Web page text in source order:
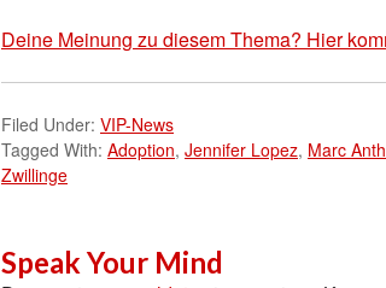
Deine Meinung zu diesem Thema? Hier
Filed Under: VIP-News
Tagged With: Adoption, Jennifer Lopez, Marc
Zwillinge
Speak Your Mind